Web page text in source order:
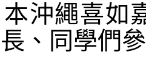
沖繩喜如
、同學們